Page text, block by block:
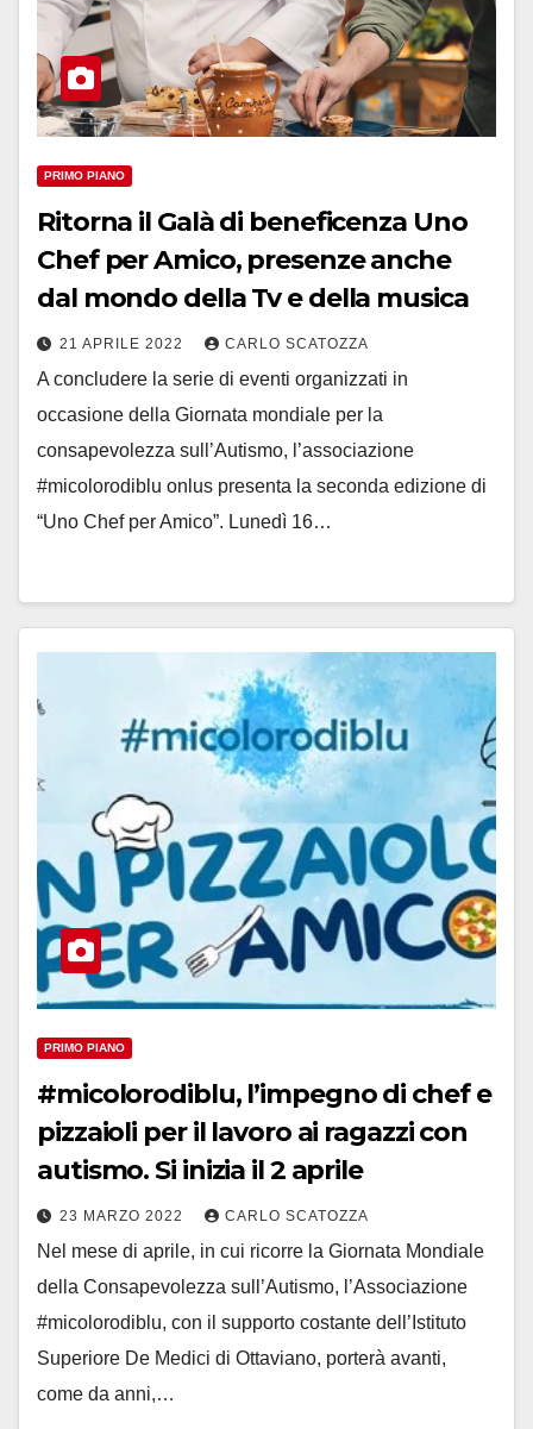
PRIMO PIANO
Ritorna il Galà di beneficenza Uno
Chef per Amico, presenze anche
dal mondo della Tv e della musica
21 APRILE 2022 CARLO SCATOZZA
A concludere la serie di eventi organizzati in
occasione della Giornata mondiale per la
consapevolezza sull’Autismo, l’associazione
#micolorodiblu onlus presenta la seconda edizione di
“Uno Chef per Amico”. Lunedì 16…
PRIMO PIANO
#micolorodiblu, l’impegno di chef e
pizzaioli per il lavoro ai ragazzi con
autismo. Si inizia il 2 aprile
23 MARZO 2022 CARLO SCATOZZA
Nel mese di aprile, in cui ricorre la Giornata Mondiale
della Consapevolezza sull’Autismo, l’Associazione
#micolorodiblu, con il supporto costante dell’Istituto
Superiore De Medici di Ottaviano, porterà avanti,
come da anni,…